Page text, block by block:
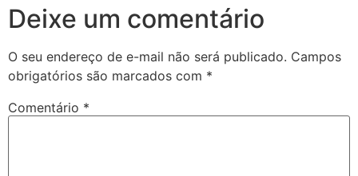
Deixe um comentário
O seu endereço de e-mail não será publicado. Campos
obrigatórios são marcados com *
Comentário *